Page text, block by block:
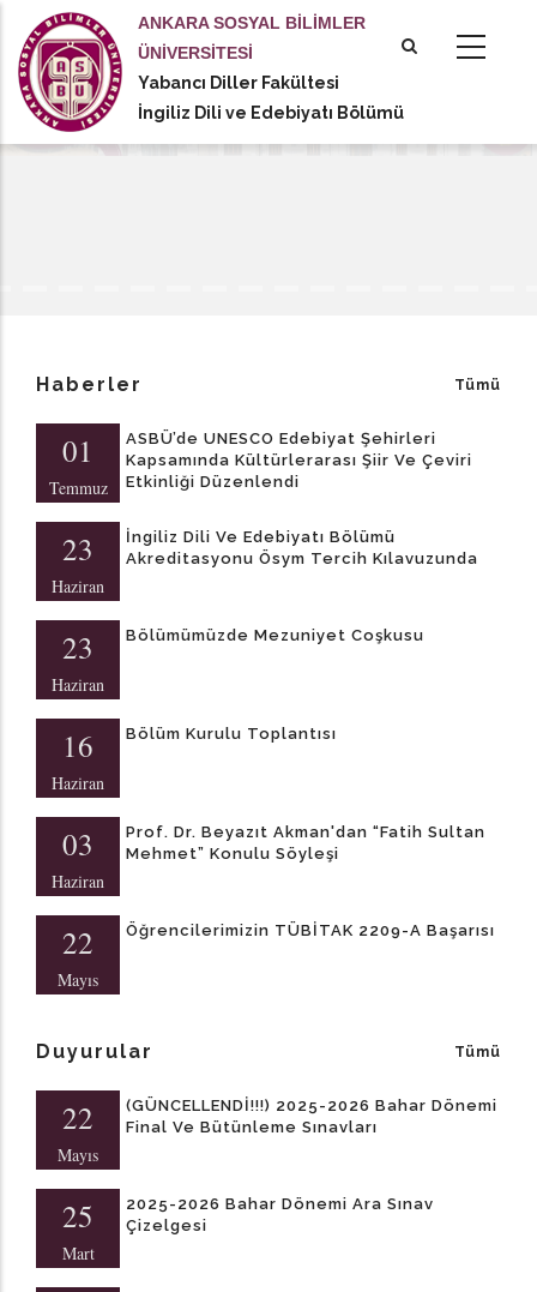
içeriğe
atla
ANKARA SOSYAL BİLİMLER
ÜNİVERSİTESİ
Yabancı Diller Fakültesi
İngiliz Dili ve Edebiyatı Bölümü
actions
Haberler Tümü
01
Temmuz
ASBÜ’de UNESCO Edebiyat Şehirleri
Kapsamında Kültürlerarası Şiir Ve Çeviri
Etkinliği Düzenlendi
23
Haziran
İngiliz Dili Ve Edebiyatı Bölümü
Akreditasyonu Ösym Tercih Kılavuzunda
23
Haziran
Bölümümüzde Mezuniyet Coşkusu
16
Haziran
Bölüm Kurulu Toplantısı
03
Haziran
Prof. Dr. Beyazıt Akman'dan “Fatih Sultan
Mehmet” Konulu Söyleşi
22
Mayıs
Öğrencilerimizin TÜBİTAK 2209-A Başarısı
Duyurular Tümü
22
Mayıs
(GÜNCELLENDİ!!!) 2025-2026 Bahar Dönemi
Final Ve Bütünleme Sınavları
25
Mart
2025-2026 Bahar Dönemi Ara Sınav
Çizelgesi